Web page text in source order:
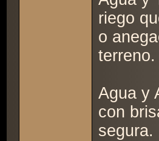
riego
o
terreno.
Agua y
con
segura.